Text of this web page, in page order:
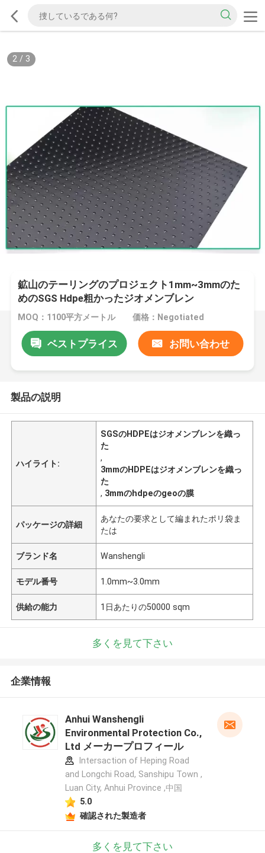
2/ 3
鉱山のテーリングのプロジェクト1mm~3mmのた
めのSGS Hdpe粗かったジオメンブレン
MOQ：1100平方メートル 価格：Negotiated
ベストプライス お問い合わせ
製品の説明
ハイライト:
SGSのHDPEはジオメンブレンを織っ
た
,
3mmのHDPEはジオメンブレンを織っ
た
, 3mmのhdpeのgeoの膜
パッケージの詳細
あなたの要求として編まれたポリ袋ま
たは
ブランド名 Wanshengli
モデル番号 1.0mm~3.0mm
供給の能力 1日あたりの50000 sqm
多くを見て下さい
企業情報
Anhui Wanshengli
Environmental Protection Co.,
Ltd メーカープロフィール
Intersaction of Heping Road
and Longchi Road, Sanshipu Town ,
Luan City, Anhui Province ,中国
5.0
確認された製造者
多くを見て下さい